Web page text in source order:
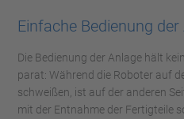
Einfache Bedienung der
Die Bedienung der Anlage hält
parat: Während die Roboter auf
schweißen, ist auf der anderen
mit der Entnahme der Fertigteile